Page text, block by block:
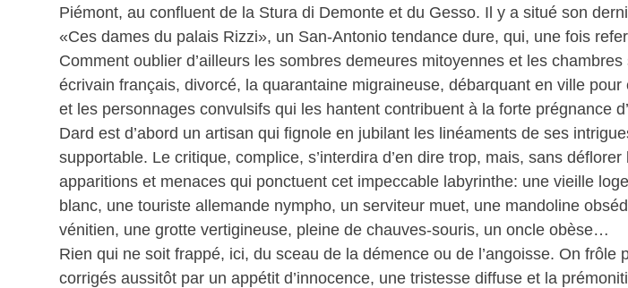
Piémont, au confluent de la Stura di Demonte et du Gesso. Il y a situé son
«Ces dames du palais Rizzi», un San-Antonio tendance dure, qui, une fois
Comment oublier d’ailleurs les sombres demeures mitoyennes et les
écrivain français, divorcé, la quarantaine migraineuse, débarquant en ville
et les personnages convulsifs qui les hantent contribuent à la forte prégnance
Dard est d’abord un artisan qui fignole en jubilant les linéaments de ses
supportable. Le critique, complice, s’interdira d’en dire trop, mais, sans
apparitions et menaces qui ponctuent cet impeccable labyrinthe: une vieille
blanc, une touriste allemande nympho, un serviteur muet, une mandoline
vénitien, une grotte vertigineuse, pleine de chauves-souris, un oncle obèse…
Rien qui ne soit frappé, ici, du sceau de la démence ou de l’angoisse. On
corrigés aussitôt par un appétit d’innocence, une tristesse diffuse et la